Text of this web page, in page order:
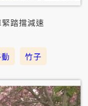
踏擋減速
竹子